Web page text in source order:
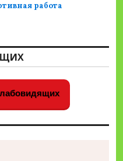
работа